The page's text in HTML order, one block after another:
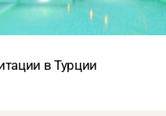
в Турции